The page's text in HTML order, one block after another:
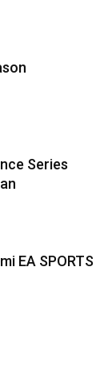
Series
EA SPORTS